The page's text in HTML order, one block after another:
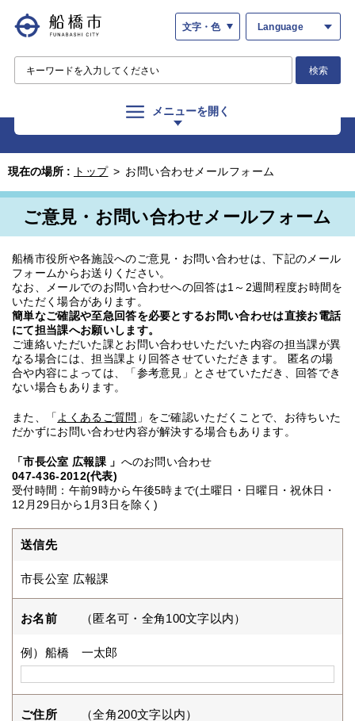
文字・色 Language
検索
メニューを開く
現在の場所 : トップ > お問い合わせメールフォーム
ご意見・お問い合わせメールフォーム
船橋市役所や各施設へのご意見・お問い合わせは、下記のメール
フォームからお送りください。
なお、メールでのお問い合わせへの回答は1～2週間程度お時間を
いただく場合があります。
簡単なご確認や至急回答を必要とするお問い合わせは直接お電話
にて担当課へお願いします。
ご連絡いただいた課とお問い合わせいただいた内容の担当課が異
なる場合には、担当課より回答させていただきます。 匿名の場
合や内容によっては、「参考意見」とさせていただき、回答でき
ない場合もあります。
また、「 よくあるご質問 」をご確認いただくことで、お待ちいた
だかずにお問い合わせ内容が解決する場合もあります。
「市長公室 広報課 」 へのお問い合わせ
047-436-2012(代表)
受付時間：午前9時から午後5時まで(土曜日・日曜日・祝休日・
12月29日から1月3日を除く)
送信先
市長公室 広報課
お名前 （匿名可・全角100文字以内）
例）船橋 一太郎
ご住所 （全角200文字以内）